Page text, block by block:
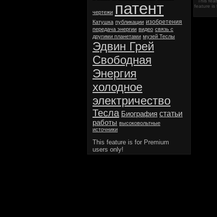
чертежи патент
Катушка публикации изобретения
передача энергии видео связь с
другими планетами музей Теслы
Эдвин Грей
Свободная
Энергия
холодное
электричество
Тесла Биография статьи
работы высоковольтные
источники
This feature is for Premium
users only!
feature is